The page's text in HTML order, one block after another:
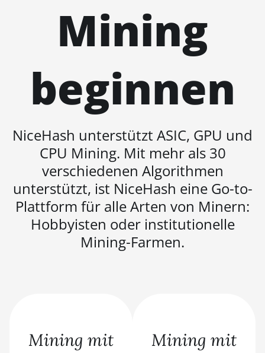
BITMAIN AntMiner S19j
Pro++ (125Th)
BITMAIN AntMiner S21
BITMAIN AntMiner S21 Hyd.
(335Th)
BITMAIN AntMiner S21
Immersion (301Th)
BITMAIN AntMiner S21 Pro
BITMAIN AntMiner S21 XP
(270Th)
BITMAIN AntMiner S21 XP
Hyd (473Th)
BITMAIN AntMiner S21 XP
BITMAIN AntMiner S21+ Hyd
Mining
beginnen
NiceHash unterstützt ASIC, GPU und
CPU Mining. Mit mehr als 30
verschiedenen Algorithmen
unterstützt, ist NiceHash eine Go-to-
Plattform für alle Arten von Minern:
Hobbyisten oder institutionelle
Mining-Farmen.
Mining mit Mining mit